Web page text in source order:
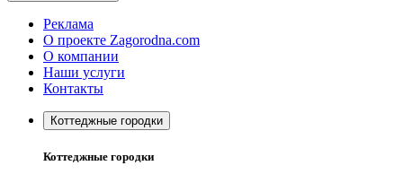
Реклама
О проекте Zagorodna.com
О компании
Наши услуги
Контакты
Коттеджные городки
Коттеджные городки